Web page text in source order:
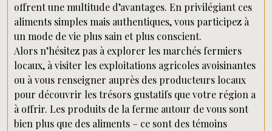
offrent une multitude d’avantages. En privilégiant ces
aliments simples mais authentiques, vous participez à
un mode de vie plus sain et plus conscient.
Alors n’hésitez pas à explorer les marchés fermiers
locaux, à visiter les exploitations agricoles avoisinantes
ou à vous renseigner auprès des producteurs locaux
pour découvrir les trésors gustatifs que votre région a
à offrir. Les produits de la ferme autour de vous sont
bien plus que des aliments – ce sont des témoins